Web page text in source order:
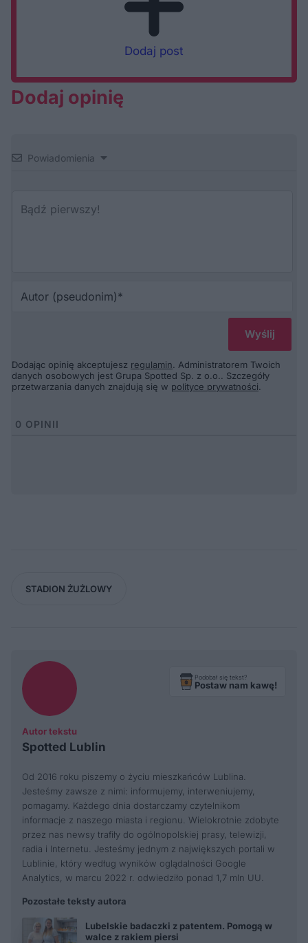
Dodaj post
Dodaj opinię
Powiadomienia
Dodając opinię akceptujesz regulamin. Administratorem Twoich
danych osobowych jest Grupa Spotted Sp. z o.o.. Szczegóły
przetwarzania danych znajdują się w polityce prywatności.
0 OPINII
STADION ŻUŻLOWY
Autor tekstu
Spotted Lublin
Podobał się tekst?
Postaw nam kawę!
Od 2016 roku piszemy o życiu mieszkańców Lublina.
Jesteśmy zawsze z nimi: informujemy, interweniujemy,
pomagamy. Każdego dnia dostarczamy czytelnikom
informacje z naszego miasta i regionu. Wielokrotnie zdobyte
przez nas newsy trafiły do ogólnopolskiej prasy, telewizji,
radia i Internetu. Jesteśmy jednym z największych portali w
Lublinie, który według wyników oglądalności Google
Analytics, w marcu 2022 r. odwiedziło ponad 1,7 mln UU.
Pozostałe teksty autora
Lubelskie badaczki z patentem. Pomogą w
walce z rakiem piersi